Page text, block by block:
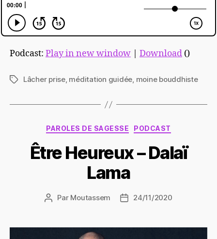
Podcast: Play in new window Download ()
Étiquettes
Lâcher prise, méditation guidée, moine bouddhiste
Catégories
PAROLES DE SAGESSE PODCAST
Être Heureux – Dalaï
Lama
Auteur
Par Moutassem
Date24/11/2020